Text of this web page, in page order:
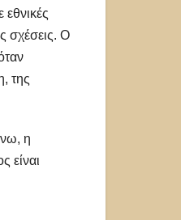
σχέσεις. Ο
της
η
είναι